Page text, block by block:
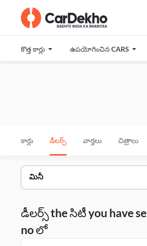
కొత్త కార్లు ఉపయోగించిన CARS
కార్లు డీలర్స్ వార్తలు చిత్రాలు
డీలర్స్ the సిటీ you have
no లో